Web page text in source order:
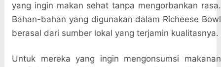
yang ingin makan sehat tanpa mengorbankan rasa.
Bahan-bahan yang digunakan dalam Richeese Bowl
berasal dari sumber lokal yang terjamin kualitasnya.
Untuk mereka yang ingin mengonsumsi makanan